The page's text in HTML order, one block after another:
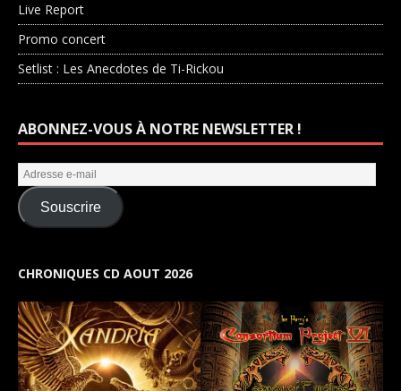
Live Report
Promo concert
Setlist : Les Anecdotes de Ti-Rickou
ABONNEZ-VOUS À NOTRE NEWSLETTER !
Souscrire
CHRONIQUES CD AOUT 2026